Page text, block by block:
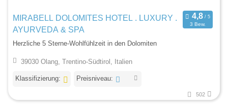
MIRABELL DOLOMITES HOTEL . LUXURY .
AYURVEDA & SPA
3 Bew.
Herzliche 5 Sterne-Wohlfühlzeit in den Dolomiten
39030 Olang, Trentino-Südtirol, Italien
Klassifizierung: Preisniveau:
502